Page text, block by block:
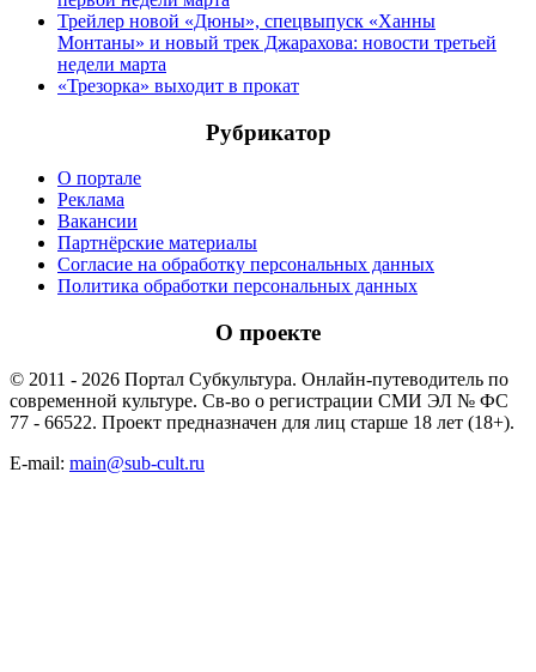
Трейлер новой «Дюны», спецвыпуск «Ханны
Монтаны» и новый трек Джарахова: новости третьей
недели марта
«Трезорка» выходит в прокат
Рубрикатор
О портале
Реклама
Вакансии
Партнёрские материалы
Согласие на обработку персональных данных
Политика обработки персональных данных
О проекте
© 2011 - 2026 Портал Субкультура. Онлайн-путеводитель по
современной культуре. Св-во о регистрации СМИ ЭЛ № ФС
77 - 66522. Проект предназначен для лиц старше 18 лет (18+).
E-mail: main@sub-cult.ru